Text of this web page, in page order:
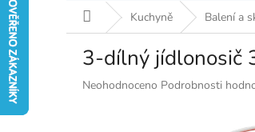
Domů Kuchyně Balení a
3-dílný jídlonosič
Průměrné
Neohodnoceno Podrobnosti